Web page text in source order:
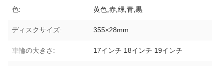
色: 黄色,赤,緑,青,黒
ディスクサイズ: 355×28mm
車輪の大きさ: 17インチ 18インチ 19インチ